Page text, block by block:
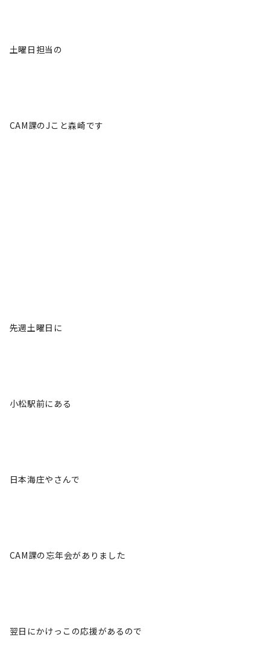
土曜日担当の
CAM課のJこと森崎です
先週土曜日に
小松駅前にある
日本海庄やさんで
CAM課の忘年会がありました
翌日にかけっこの応援があるので